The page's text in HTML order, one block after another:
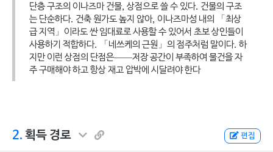
단층 구조의 이나즈마 건물, 상점으로 쓸 수 있다. 건물의 구조
는 단순하다. 건축 원가도 높지 않아, 이나즈마성 내의 「최상
급 지역」이라도 싼 임대료로 사용할 수 있어서 초보 상인들이
사용하기 적합하다. 「네쓰케의 근원」의 점주처럼 말이다. 하
지만 이런 상점의 단점은——저장 공간이 부족하여 물건을 자
주 구매해야 하고 항상 재고 압박에 시달려야 한다
2. 획득 경로 편집